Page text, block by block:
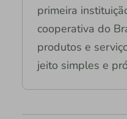
primeira
cooperativa do
produtos e
jeito simples e